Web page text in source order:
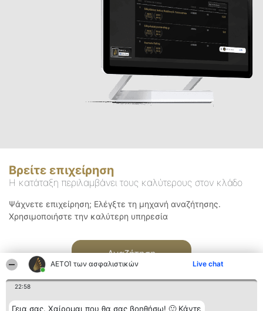
ΑΕΤΟΊ των ασφαλιστικών Live chat
22:58
Γεια σας. Χαίρομαι που θα σας βοηθήσω! 🙂 Κάντε
Βρείτε επιχείρηση
Η κατάταξη περιλαμβάνει τους καλύτερους στον κλάδο
Ψάχνετε επιχείρηση; Ελέγξτε τη μηχανή αναζήτησης.
Χρησιμοποιήστε την καλύτερη υπηρεσία
Αναζήτηση